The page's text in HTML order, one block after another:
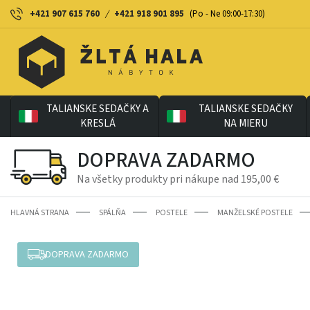
+421 907 615 760 / +421 918 901 895 (Po - Ne 09:00-17:30)
TALIANSKE SEDAČKY A
KRESLÁ
TALIANSKE SEDAČKY
NA MIERU
DOPRAVA ZADARMO
Na všetky produkty pri nákupe nad 195,00 €
HLAVNÁ STRANA SPÁLŇA POSTELE MANŽELSKÉ POSTELE
DOPRAVA ZADARMO